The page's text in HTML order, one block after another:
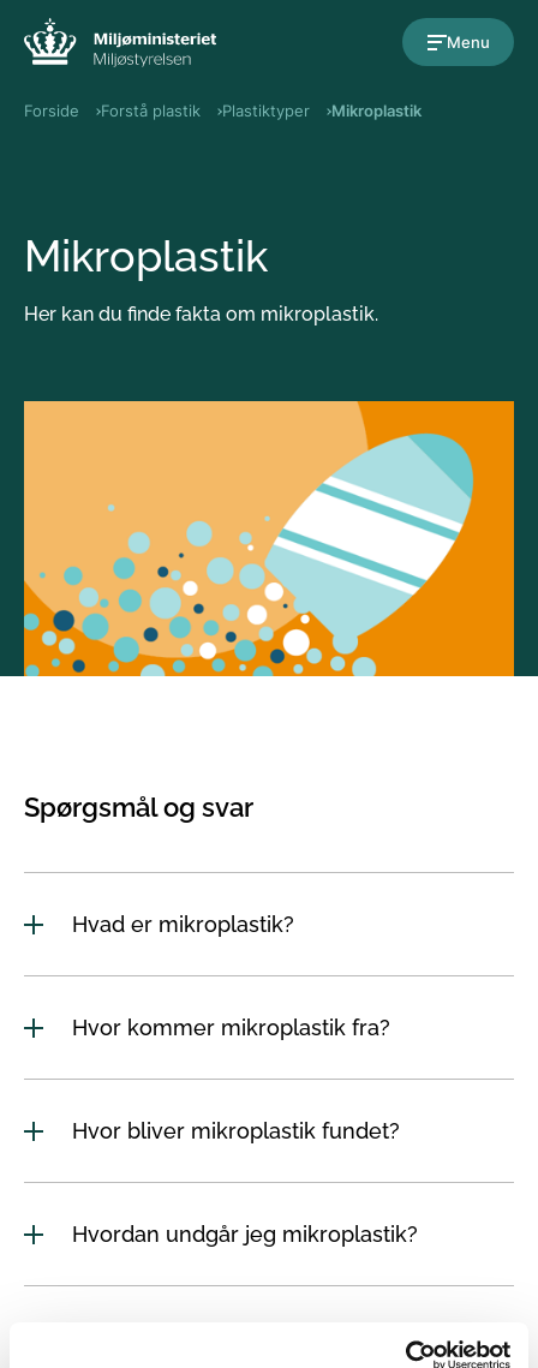
Menu
Forside Forstå plastik Plastiktyper Mikroplastik
Mikroplastik
Her kan du finde fakta om mikroplastik.
Spørgsmål og svar
Hvad er mikroplastik?
Hvor kommer mikroplastik fra?
Hvor bliver mikroplastik fundet?
Hvordan undgår jeg mikroplastik?
Er mikroplastik farligt at indtage?